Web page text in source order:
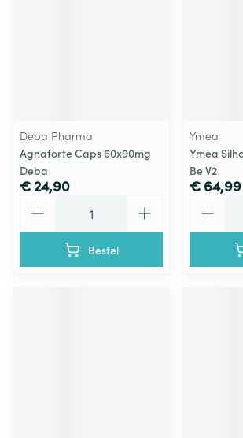
Deba Pharma
Agnaforte Caps 60x90mg
Deba
€ 24,90
Bestel
Ymea
Ymea
Be V2
€ 64,99